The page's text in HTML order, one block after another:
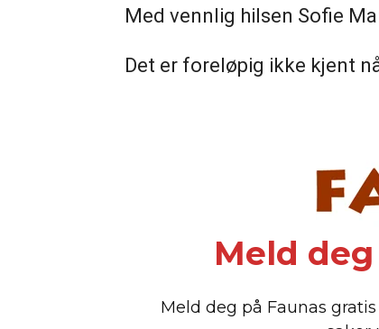
Med vennlig hilsen Sofie
Det er foreløpig ikke kjent
Meld
Meld deg på Faunas